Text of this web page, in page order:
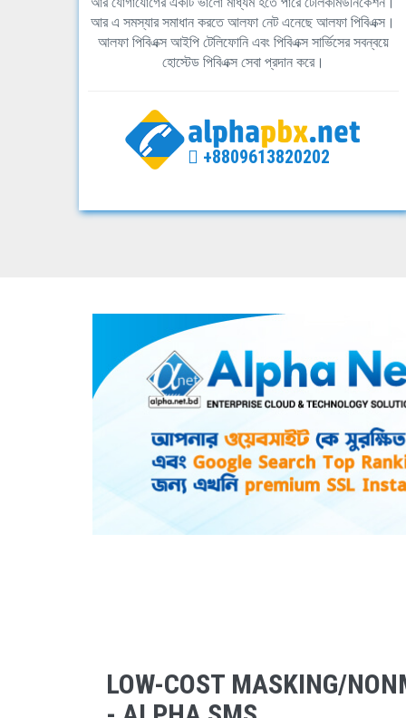
আর এ সমস্যার সমাধান করতে আলফা নেট এনেছে আলফা পিবিএক্স।
আলফা পিবিএক্স আইপি টেলিফোনি এবং পিবিএক্স সার্ভিসের সবন্বয়ে
হোস্টেড পিবিএক্স সেবা প্রদান করে।
+8809613820202
LOW-COST MASKING/